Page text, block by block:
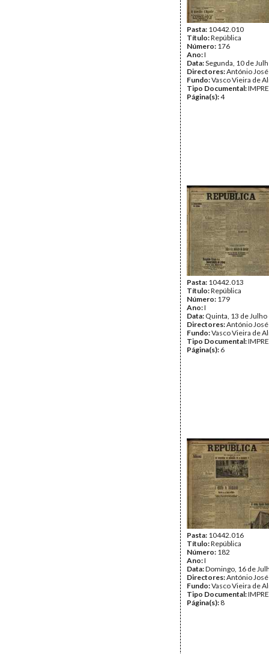
Pasta: 10442.010
Título:República
Número: 176
Ano:I
Data:Segunda, 10 de
Directores:António
Fundo:Vasco Vieira de
Tipo Documental:
Página(s):4
Pasta: 10442.013
Título:República
Número: 179
Ano:I
Data: Quinta, 13 de
Directores:António
Fundo:Vasco Vieira de
Tipo Documental:
Página(s): 6
Pasta: 10442.016
Título:República
Número: 182
Ano:I
Data:Domingo, 16 de
Directores:António
Fundo:Vasco Vieira de
Tipo Documental:
Página(s): 8